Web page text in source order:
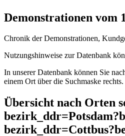
Demonstrationen vom
Chronik der Demonstrationen,
Nutzungshinweise zur Datenbank
In unserer Datenbank können Sie
einem Ort über die Suchmaske rechts.
Übersicht nach